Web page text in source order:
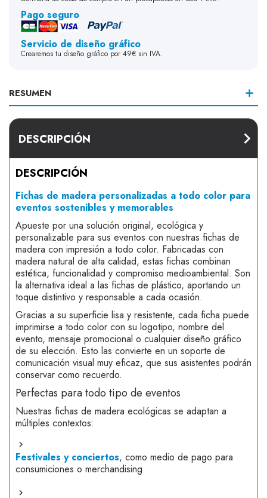
Pago seguro
Servicio de diseño gráfico
Crearemos tu diseño gráfico por 49€ sin IVA.
RESUMEN
DESCRIPCIÓN
DESCRIPCIÓN
Fichas de madera personalizadas a todo color para
eventos sostenibles y memorables
Apueste por una solución original, ecológica y
personalizable para sus eventos con nuestras fichas de
madera con impresión a todo color. Fabricadas con
madera natural de alta calidad, estas fichas combinan
estética, funcionalidad y compromiso medioambiental. Son
la alternativa ideal a las fichas de plástico, aportando un
toque distintivo y responsable a cada ocasión.
Gracias a su superficie lisa y resistente, cada ficha puede
imprimirse a todo color con su logotipo, nombre del
evento, mensaje promocional o cualquier diseño gráfico
de su elección. Esto las convierte en un soporte de
comunicación visual muy eficaz, que sus asistentes podrán
conservar como recuerdo.
Perfectas para todo tipo de eventos
Nuestras fichas de madera ecológicas se adaptan a
múltiples contextos:
Festivales y conciertos, como medio de pago para
consumiciones o merchandising